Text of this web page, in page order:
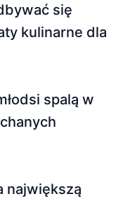
się
kulinarne dla
spalą w
największą